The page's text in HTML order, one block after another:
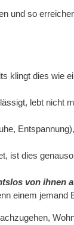
und so
klingt dies wie
lebt nicht
ist dies
von ihnen
einem jemand